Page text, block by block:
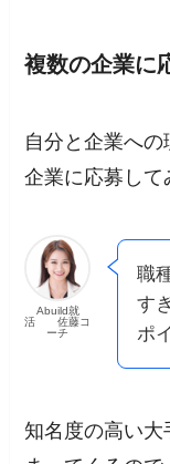
複数の企業に
自分と企業へ
企業に応募して
Abuild就
活 佐藤コ
ーチ
職
す
ポ
知名度の高い